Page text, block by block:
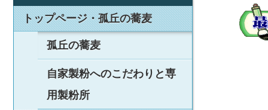
トップページ・孤丘の蕎麦
孤丘の蕎麦
自家製粉へのこだわりと専
用製粉所